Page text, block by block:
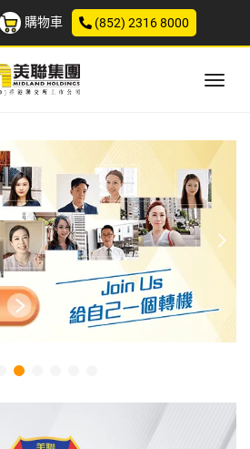
購物車 (852) 2316 8000